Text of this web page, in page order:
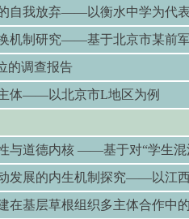
自我放弃——以衡水中学为代
机制研究——基于北京市某前
的调查报告
主体——以北京市L地区为例
与道德内核 ——基于对“学生混
发展的内生机制探究——以江
在基层草根组织多主体合作